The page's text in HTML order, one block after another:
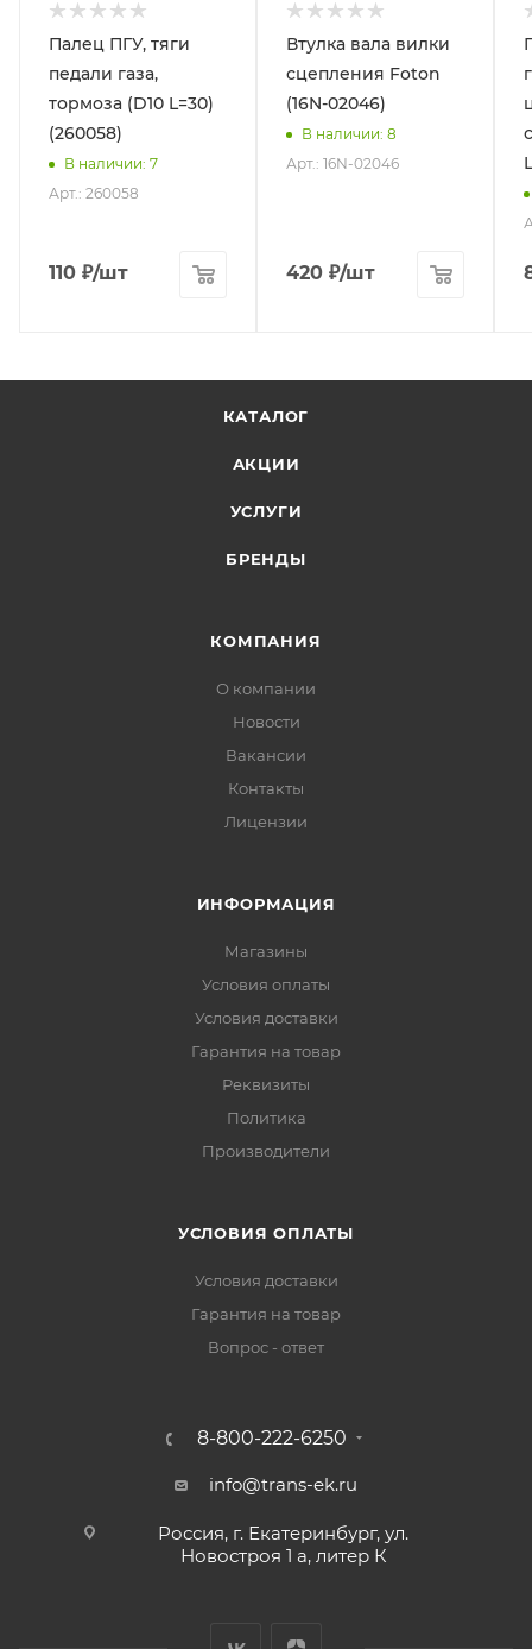
Палец ПГУ, тяги
педали газа,
тормоза (D10 L=30)
(260058)
В наличии: 7
Арт.: 260058
110 ₽/шт
Втулка вала вилки
сцепления Foton
(16N-02046)
В наличии: 8
Арт.: 16N-02046
420 ₽/шт
КАТАЛОГ
АКЦИИ
УСЛУГИ
БРЕНДЫ
КОМПАНИЯ
О компании
Новости
Вакансии
Контакты
Лицензии
ИНФОРМАЦИЯ
Магазины
Условия оплаты
Условия доставки
Гарантия на товар
Реквизиты
Политика
Производители
УСЛОВИЯ ОПЛАТЫ
Условия доставки
Гарантия на товар
Вопрос - ответ
8-800-222-6250
info@trans-ek.ru
Россия, г. Екатеринбург, ул.
Новостроя 1 а, литер К